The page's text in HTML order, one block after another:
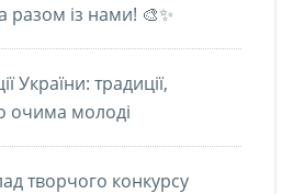
разом із нами! 🎨✨
України: традиції,
очима молоді
творчого конкурсу